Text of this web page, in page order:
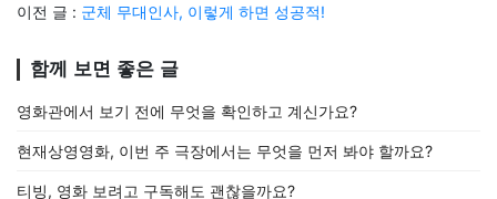
이전 글 : 군체 무대인사, 이렇게 하면 성공적!
함께 보면 좋은 글
영화관에서 보기 전에 무엇을 확인하고 계신가요?
현재상영영화, 이번 주 극장에서는 무엇을 먼저 봐야 할까요?
티빙, 영화 보려고 구독해도 괜찮을까요?